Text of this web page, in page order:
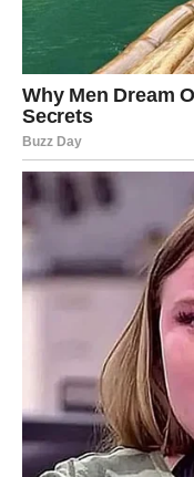
Za varijaciju,
alternativu kremi
Zaključak
Ove kiflice s kremom
prigodu – od
Jednostavne za
svaki zalogaj
i još više u njihovom
⋆